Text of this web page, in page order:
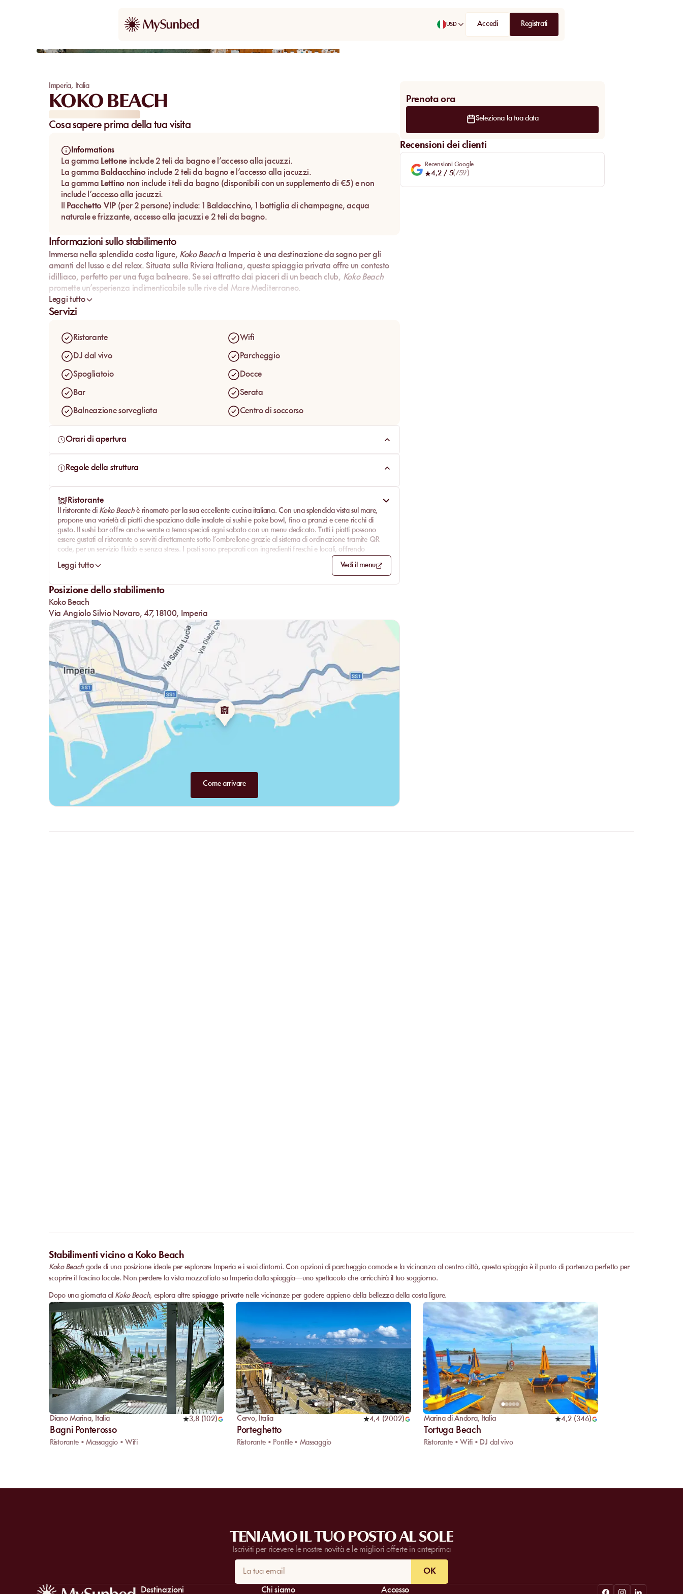
USD Accedi
Registrati
Imperia, Italia
KOKO BEACH
Cosa sapere prima della tua visita
Informations
La gamma Lettoneinclude 2 teli da bagno e l’accesso alla jacuzzi.
La gamma Baldacchinoinclude 2 teli da bagno e l’accesso alla jacuzzi.
La gamma Lettinonon include i teli da bagno (disponibili con un supplemento di €5) e non
include l’accesso alla jacuzzi.
Pacchetto VIP(per 2 persone) include: 1 Baldacchino, 1 bottiglia di champagne, acqua
naturale e frizzante, accesso alla jacuzzi e 2 teli da bagno.
Informazioni sullo stabilimento
Immersa nella splendidacosta ligure, Koko Beacha Imperia è una destinazione da sogno per gli
amanti del lusso e del relax. Situata sulla Riviera Italiana, questa spiaggia privata offre un contesto
idilliaco, perfetto per una fuga balneare. Se sei attratto dai piaceri di un beach club, Koko Beach
promette un’esperienza indimenticabile sulle rive del Mare Mediterraneo.
Leggi tutto
Servizi
Ristorante Wifi
DJ dal vivo Parcheggio
Spogliatoio Docce
Bar Serata
Balneazione sorvegliata Centro di soccorso
Orari di apertura
Regole della struttura
Ristorante
Il ristorante di Koko Beachè rinomato per la sua eccellente cucina italiana. Con una splendida vista sul mare,
propone una varietà di piatti che spaziano dalle insalate ai sushi e poke bowl, fino a pranzi e cene ricchi di
gusto. Ilsushi baroffre ancheserate a tema specialiogni sabato con un menu dedicato. Tutti i piatti possono
essere gustati al ristorante o serviti direttamente sotto l’ombrellone grazie alsistema di ordinazione tramite QR
code, per un servizio fluido e senza stress. I pasti sono preparati con ingredienti freschi e locali, offrendo
Gli aperitivi al tramonto, accompagnati da deliziose bevande, sono particolarmente apprezzati—aggiungendo
un tocco conviviale e festoso al tuo soggiorno. Il personale, preparato e disponibile, garantisce un servizio
impeccabile rendendo ogni pasto memorabile.
Leggi tutto Vedi il menu
Posizione dello stabilimento
Koko Beach
Via Angiolo Silvio Novaro, 47, 18100, Imperia
Come arrivare
Prenota ora
Seleziona la tua data
Recensioni dei clienti
Recensioni Google
4,2 / 5(759)
Stabilimenti vicino a Koko Beach
Koko Beach gode di una posizione ideale per esplorare Imperia e i suoi dintorni. Con opzioni di parcheggio comode e la vicinanza al centro città, questa spiaggia è il punto di partenza perfetto per
scoprire il fascino locale. Non perdere la vista mozzafiato su Imperia dalla spiaggia—uno spettacolo che arricchirà il tuo soggiorno.
Dopo una giornata al Koko Beach, esplora altre spiagge privatenelle vicinanze per godere appieno della bellezza della costa ligure.
Diano Marina, Italia 3,8 (102)
Bagni Ponterosso
Ristorante • Massaggio • Wifi
Cervo, Italia 4,4 (2002)
Porteghetto
Ristorante • Pontile • Massaggio
Marina di Andora, Italia 4,2 (346)
Tortuga Beach
Ristorante • Wifi • DJ dal vivo
TENIAMO IL TUO POSTO AL SOLE
Iscriviti per ricevere le nostre novità e le migliori offerte in anteprima
OK
Destinazioni Chi siamo Accesso